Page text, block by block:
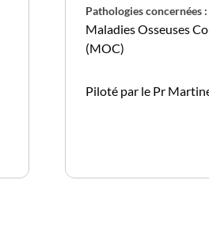
Pathologies concernées :
Maladies Osseuses
(MOC)
Piloté par le Pr